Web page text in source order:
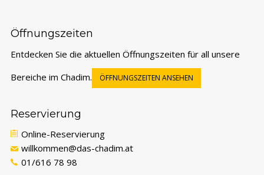
Öffnungszeiten
Entdecken Sie die aktuellen Öffnungszeiten für all unsere
Bereiche im Chadim.
ÖFFNUNGSZEITEN ANSEHEN
Reservierung
Online-Reservierung
willkommen@das-chadim.at
01/616 78 98